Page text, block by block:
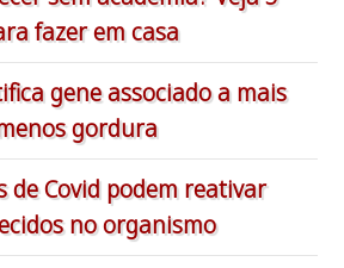
fazer em casa
gene associado a mais
gordura
de Covid podem reativar
no organismo